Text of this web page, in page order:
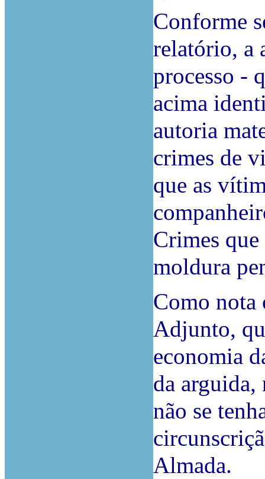
Conforme
relatório, a
processo -
acima
autoria
crimes de
que as
Crimes
moldura
Como nota
Adjunto,
economia
da arguida,
não se
Almada.